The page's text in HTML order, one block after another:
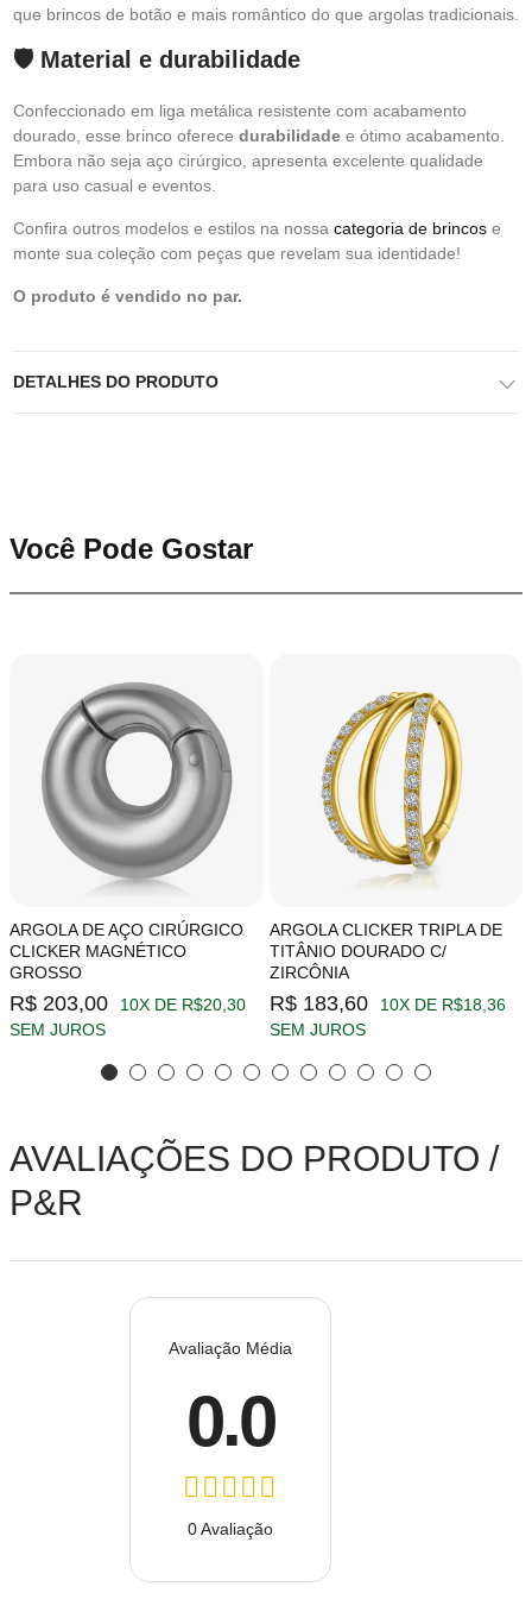
que brincos de botão e mais romântico do que argolas tradicionais.
🛡️ Material e durabilidade
Confeccionado em liga metálica resistente com acabamento
dourado, esse brinco oferece durabilidade e ótimo acabamento.
Embora não seja aço cirúrgico, apresenta excelente qualidade
para uso casual e eventos.
Confira outros modelos e estilos na nossa categoria de brincos e
monte sua coleção com peças que revelam sua identidade!
O produto é vendido no par.
DETALHES DO PRODUTO
Você Pode Gostar
ARGOLA DE AÇO CIRÚRGICO
CLICKER MAGNÉTICO
GROSSO
R$ 203,00
10X DE R$20,30
SEM JUROS
ARGOLA CLICKER TRIPLA DE
TITÂNIO DOURADO C/
ZIRCÔNIA
R$ 183,60
10X DE R$18,36
SEM JUROS
AVALIAÇÕES DO PRODUTO /
P&R
Avaliação Média
0.0
0 Avaliação